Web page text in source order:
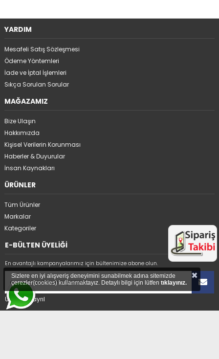
YARDIM
Mesafeli Satış Sözleşmesi
Ödeme Yöntemleri
İade ve İptal İşlemleri
Sıkça Sorulan Sorular
MAĞAZAMIZ
Bize Ulaşın
Hakkımızda
Kişisel Verilerin Korunması
Haberler & Duyurular
İnsan Kaynakları
ÜRÜNLER
Tüm Ürünler
Markalar
Kategoriler
E-BÜLTEN ÜYELİĞİ
En avantajlı kampanyalarımız için bültenimize abone olun.
Üyelikten ayrıl
Sizlere en iyi alışveriş deneyimini sunabilmek adına sitemizde
çerezler(cookies) kullanmaktayız. Detaylı bilgi için lütfen tıklayınız. ×